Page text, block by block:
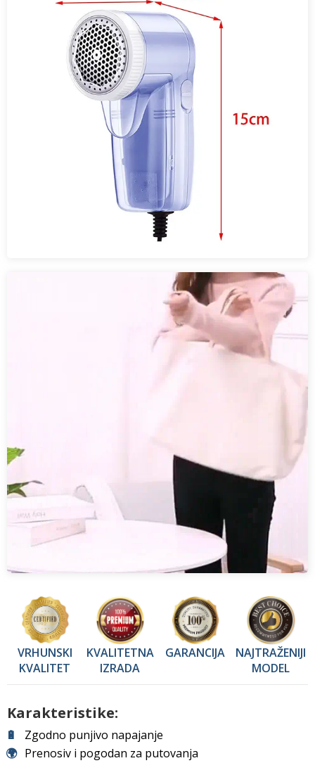
VRHUNSKI
KVALITET
KVALITETNA
IZRADA
GARANCIJA
NAJTRAŽENIJI
MODEL
Karakteristike:
🔋
Zgodno punjivo napajanje
🌍 Prenosiv i pogodan za putovanja